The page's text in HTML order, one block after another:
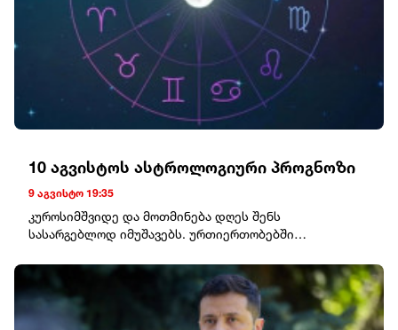
10 აგვისტოს ასტროლოგიური პროგნოზი
9 აგვისტო 19:35
კუროსიმშვიდე და მოთმინება დღეს შენს
სასარგებლოდ იმუშავებს. ურთიერთობებში
მოაგვარებს.ტყუპებიაქტიური და საინტერესო დღეა.
ახალი ამბავი, ან მოულოდნელი შეხვედრა გეგმებს
შეგიცვლის. ენდე საკუთარ ინტუიციას.კირჩხიბიდღეს
საკუთარ ემოციებს მეტი ყურადღება მიაქციე.